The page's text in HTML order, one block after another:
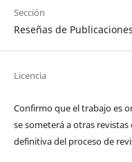
Sección
Reseñas de Publicaciones
Licencia
Confirmo que el trabajo es
se someterá a otras
definitiva del proceso de